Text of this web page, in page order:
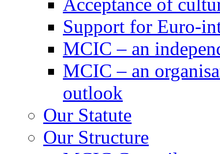
Support for Euro-
MCIC – an
MCIC – an
outlook
Our Statute
Our Structure